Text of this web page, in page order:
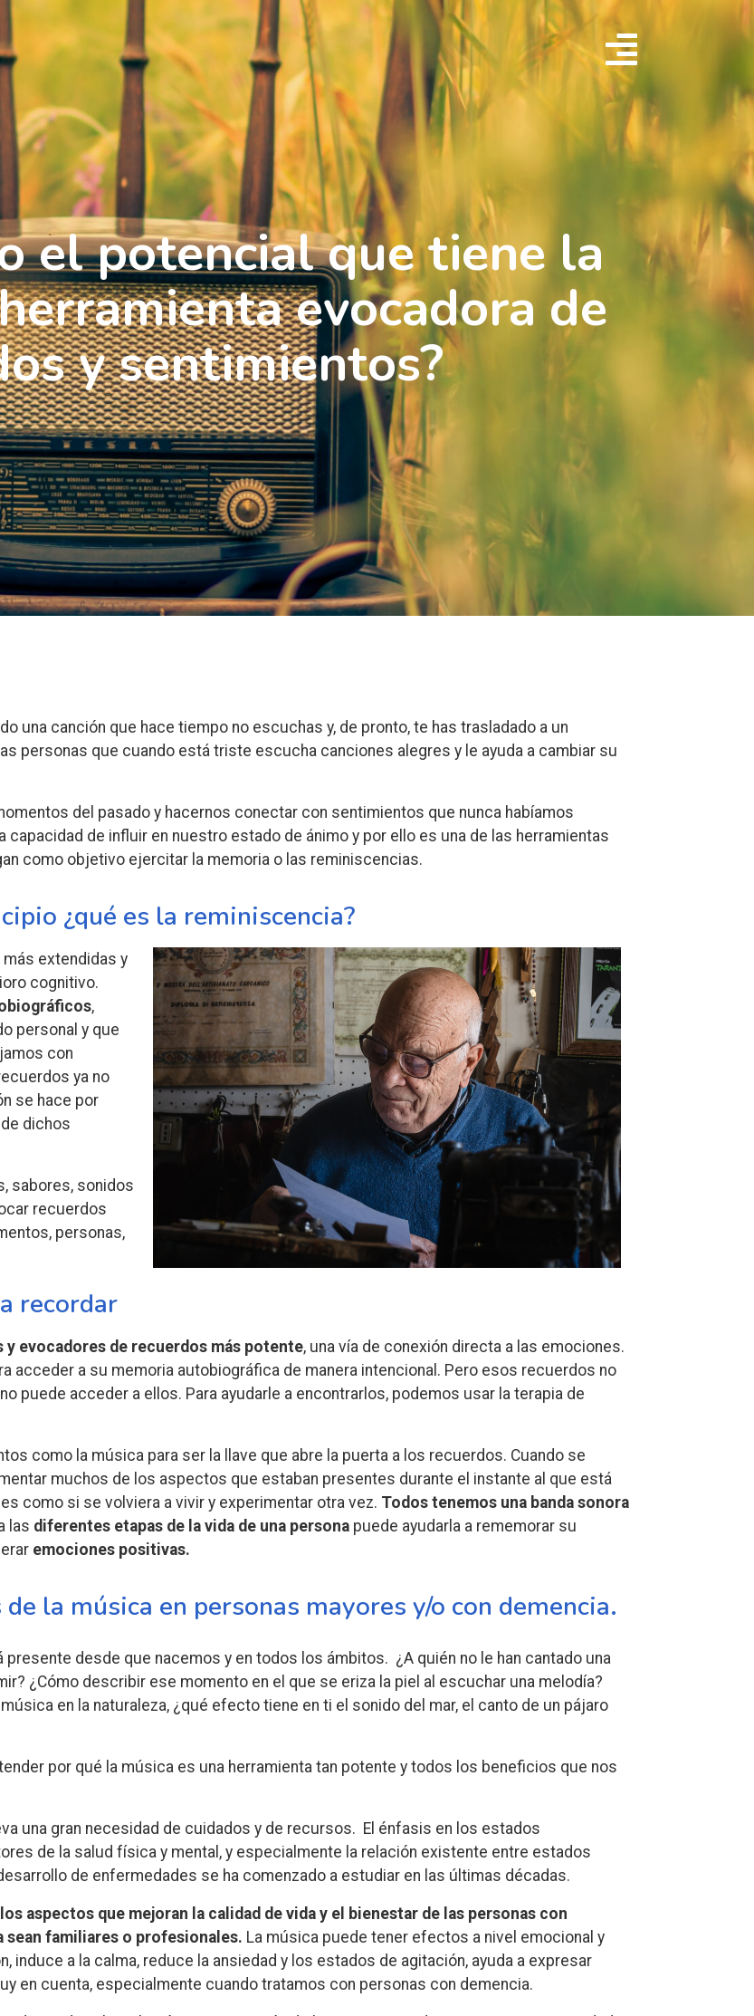
el potencial que tiene la
evocadora de
y sentimientos?
una canción que hace tiempo no escuchas y, de pronto, te has trasladado a un
personas que cuando está triste escucha canciones alegres y le ayuda a cambiar su
del pasado y hacernos conectar con sentimientos que nunca habíamos
de influir en nuestro estado de ánimo y por ello es una de las herramientas
como objetivo ejercitar la memoria o las reminiscencias.
¿qué es la reminiscencia?
extendidas y
cognitivo.
,
personal y que
con
ya no
se hace por
dichos
sabores, sonidos
recuerdos
personas,
recordar
evocadores de recuerdos más potente, una vía de conexión directa a las emociones.
acceder a su memoria autobiográfica de manera intencional. Pero esos recuerdos no
puede acceder a ellos. Para ayudarle a encontrarlos, podemos usar la terapia de
como la música para ser la llave que abre la puerta a los recuerdos. Cuando se
muchos de los aspectos que estaban presentes durante el instante al que está
como si se volviera a vivir y experimentar otra vez. Todos tenemos una banda sonora
las diferentes etapas de la vida de una persona puede ayudarla a rememorar su
emociones positivas.
la música en personas mayores y/o con demencia.
presente desde que nacemos y en todos los ámbitos. ¿A quién no le han cantado una
¿Cómo describir ese momento en el que se eriza la piel al escuchar una melodía?
en la naturaleza, ¿qué efecto tiene en ti el sonido del mar, el canto de un pájaro
por qué la música es una herramienta tan potente y todos los beneficios que nos
una gran necesidad de cuidados y de recursos. El énfasis en los estados
de la salud física y mental, y especialmente la relación existente entre estados
de enfermedades se ha comenzado a estudiar en las últimas décadas.
aspectos que mejoran la calidad de vida y el bienestar de las personas con
sean familiares o profesionales. La música puede tener efectos a nivel emocional y
induce a la calma, reduce la ansiedad y los estados de agitación, ayuda a expresar
en cuenta, especialmente cuando tratamos con personas con demencia.